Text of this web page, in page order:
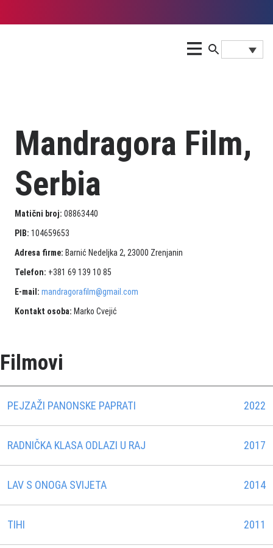
Mandragora Film,
Serbia
Matični broj: 08863440
PIB: 104659653
Adresa firme: Barnić Nedeljka 2, 23000 Zrenjanin
Telefon: +381 69 139 10 85
E-mail: mandragorafilm@gmail.com
Kontakt osoba: Marko Cvejić
Filmovi
PEJZAŽI PANONSKE PAPRATI 2022
RADNIČKA KLASA ODLAZI U RAJ 2017
LAV S ONOGA SVIJETA 2014
TIHI 2011